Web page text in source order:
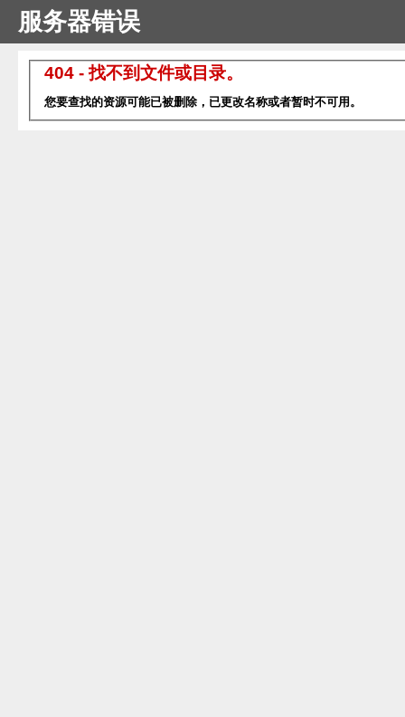
服务器错误
404 - 找不到文件或目录。
您要查找的资源可能已被删除，已更改名称或者暂时不可用。